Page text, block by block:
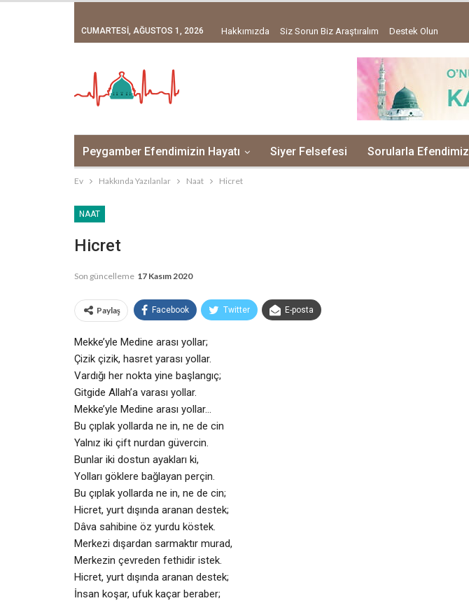
CUMARTESI, AĞUSTOS 1, 2026 Hakkımızda Siz Sorun Biz Araştıralım Destek Olun
Peygamber Efendimizin Hayatı Siyer Felsefesi Sorularla Efendimiz
Ev Hakkında Yazılanlar Naat Hicret
NAAT
Hicret
Son güncelleme 17 Kasım 2020
Paylaş Facebook Twitter E-posta
Mekke’yle Medine arası yollar;
Çizik çizik, hasret yarası yollar.
Vardığı her nokta yine başlangıç;
Gitgide Allah’a varası yollar.
Mekke’yle Medine arası yollar…
Bu çıplak yollarda ne in, ne de cin
Yalnız iki çift nurdan güvercin.
Bunlar iki dostun ayakları ki,
Yolları göklere bağlayan perçin.
Bu çıplak yollarda ne in, ne de cin;
Hicret, yurt dışında aranan destek;
Dâva sahibine öz yurdu köstek.
Merkezi dışardan sarmaktır murad,
Merkezin çevreden fethidir istek.
Hicret, yurt dışında aranan destek;
İnsan koşar, ufuk kaçar beraber;